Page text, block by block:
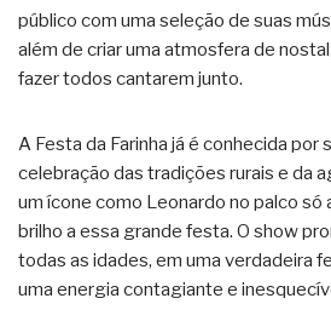
público com uma seleção de suas
além de criar uma atmosfera de
fazer todos cantarem junto.
A Festa da Farinha já é conhecida por
celebração das tradições rurais e da
um ícone como Leonardo no palco só
brilho a essa grande festa. O show
todas as idades, em uma verdadeira
uma energia contagiante e